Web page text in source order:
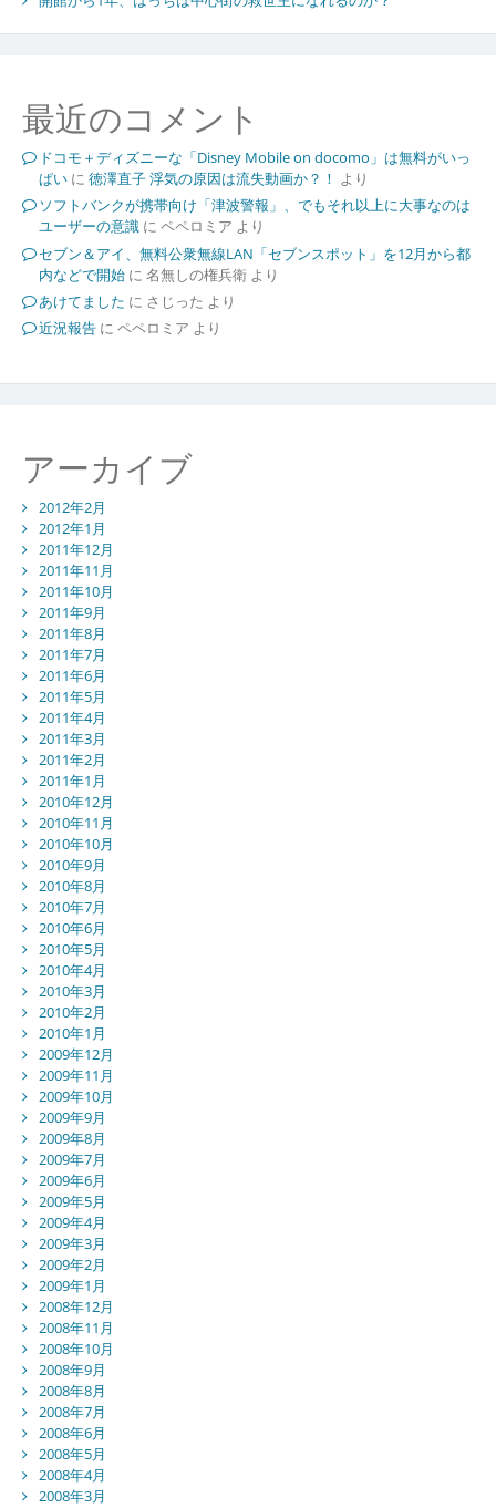
最近のコメント
ドコモ＋ディズニーな「Disney Mobile on docomo」は無料がいっ
ぱいに 徳澤直子 浮気の原因は流失動画か？！ より
ソフトバンクが携帯向け「津波警報」、でもそれ以上に大事なのは
ユーザーの意識に ペペロミア より
セブン＆アイ、無料公衆無線LAN「セブンスポット」を12月から都
内などで開始に 名無しの権兵衛より
あけてました に さじった より
近況報告に ペペロミア より
アーカイブ
2012年2月
2012年1月
2011年12月
2011年11月
2011年10月
2011年9月
2011年8月
2011年7月
2011年6月
2011年5月
2011年4月
2011年3月
2011年2月
2011年1月
2010年12月
2010年11月
2010年10月
2010年9月
2010年8月
2010年7月
2010年6月
2010年5月
2010年4月
2010年3月
2010年2月
2010年1月
2009年12月
2009年11月
2009年10月
2009年9月
2009年8月
2009年7月
2009年6月
2009年5月
2009年4月
2009年3月
2009年2月
2009年1月
2008年12月
2008年11月
2008年10月
2008年9月
2008年8月
2008年7月
2008年6月
2008年5月
2008年4月
2008年3月